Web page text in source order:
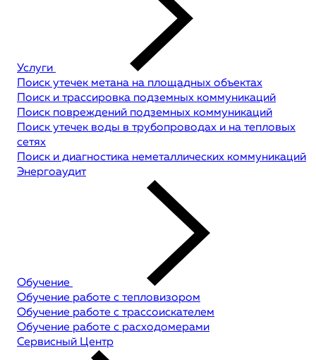
Услуги
Поиск утечек метана на площадных объектах
Поиск и трассировка подземных коммуникаций
Поиск повреждений подземных коммуникаций
Поиск утечек воды в трубопроводах и на тепловых
сетях
Поиск и диагностика неметаллических коммуникаций
Энергоаудит
Обучение
Обучение работе с тепловизором
Обучение работе с трассоискателем
Обучение работе с расходомерами
Сервисный Центр